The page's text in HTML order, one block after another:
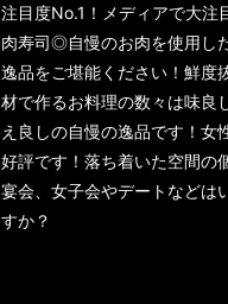
注目度No.1！メディアで大注
肉寿司◎自慢のお肉を使用し
逸品をご堪能ください！鮮度
材で作るお料理の数々は味良
え良しの自慢の逸品です！女
好評です！落ち着いた空間の
宴会、女子会やデートなどは
すか？